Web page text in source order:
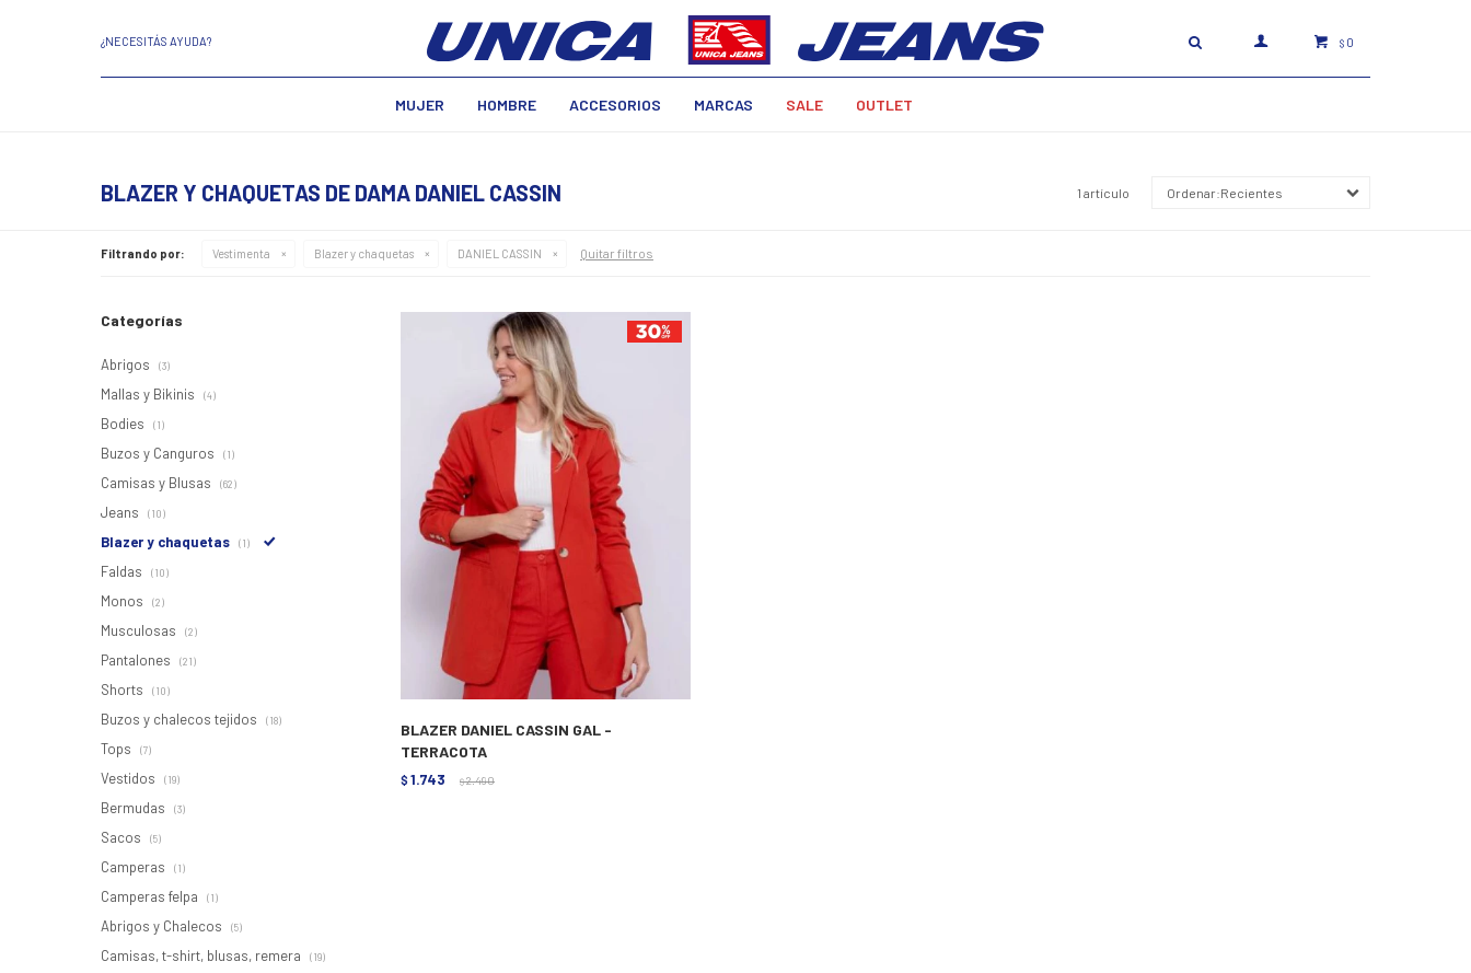
MUJER HOMBRE ACCESORIOS MARCAS SALE OUTLET
$ 0
¿NECESITÁS AYUDA?
BLAZER Y CHAQUETAS DE DAMA DANIEL CASSIN 1 artículo Recientes
Filtrando por: Vestimenta Blazer y chaquetas DANIEL CASSIN Quitar filtros
BLAZER DANIEL CASSIN GAL -
TERRACOTA
$ 1.743 $ 2.490
Categorías
Abrigos (3)
Mallas y Bikinis (4)
Bodies (1)
Buzos y Canguros (1)
Camisas y Blusas (62)
Jeans (10)
Blazer y chaquetas (1)
Faldas (10)
Monos (2)
Musculosas (2)
Pantalones (21)
Shorts (10)
Buzos y chalecos tejidos (18)
Tops (7)
Vestidos (19)
Bermudas (3)
Sacos (5)
Camperas (1)
Camperas felpa (1)
Abrigos y Chalecos (5)
Camisas, t-shirt, blusas, remera (19)